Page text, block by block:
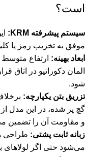
است؟
سیستم پیشرفته KRM:
موفق به تخریب رمز یا
ابعاد بهینه: ارتفاع
المان دکوراتیو در اتاق
شود.
تزریق بتن یکپارچه:
گچ پر شده، در این مدل از
و مقاومت آن را تضمین
زبانه ثابت پشتی: طراحی
می‌شود حتی اگر لولاهای